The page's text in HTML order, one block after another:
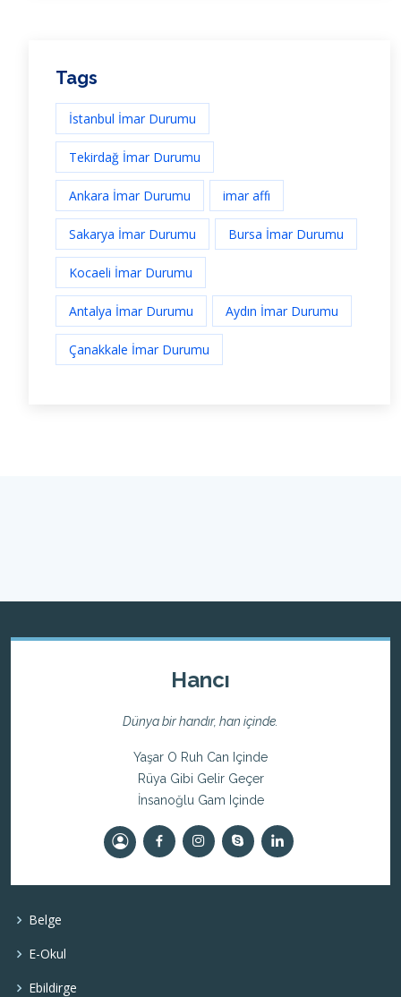
Tags
İstanbul İmar Durumu
Tekirdağ İmar Durumu
Ankara İmar Durumu imar affı
Sakarya İmar Durumu Bursa İmar Durumu
Kocaeli İmar Durumu
Antalya İmar Durumu Aydın İmar Durumu
Çanakkale İmar Durumu
Hancı
Dünya bir handır, han içinde.
Yaşar O Ruh Can Içinde
Rüya Gibi Gelir Geçer
İnsanoğlu Gam Içinde
Belge
E-Okul
Ebildirge